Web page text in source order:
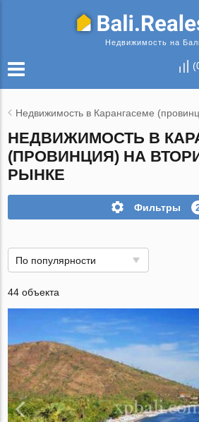
Недвижимость на
(
Недвижимость в Карангасеме
НЕДВИЖИМОСТЬ В
(ПРОВИНЦИЯ) НА
РЫНКЕ
Фильтры
По популярности
44 объекта